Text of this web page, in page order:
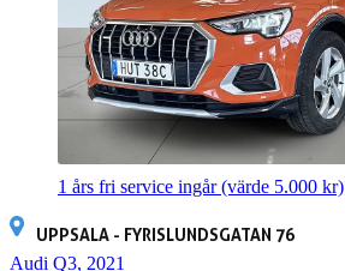
1 års fri service ingår (värde 5.000 kr)
UPPSALA - FYRISLUNDSGATAN 76
Audi Q3, 2021